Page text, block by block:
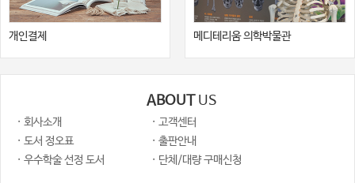
개인결제 메디테리움 의학박물관
ABOUTUS
· 회사소개
· 고객센터
· 도서 정오표
· 출판안내
· 우수학술 선정 도서
· 단체/대량 구매신청